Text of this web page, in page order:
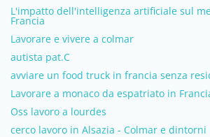
L'impatto dell'intelligenza artificiale sul
Francia
Lavorare e vivere a colmar
autista pat.C
avviare un food truck in francia senza
Lavorare a monaco da espatriato in
Oss lavoro a lourdes
cerco lavoro in Alsazia - Colmar e dintorni